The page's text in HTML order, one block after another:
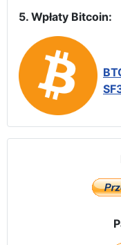
5. Wpłaty Bitcoin: